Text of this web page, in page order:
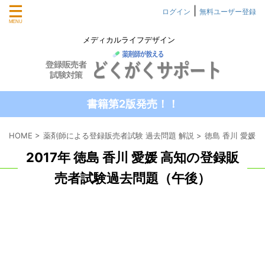
メディカルライフデザイン
ログイン 無料ユーザー登録
書籍第2版発売！！
HOME > 薬剤師による登録販売者試験 過去問題 解説 > 徳島 香川 愛媛
2017年 徳島 香川 愛媛 高知の登録販
売者試験過去問題（午後）